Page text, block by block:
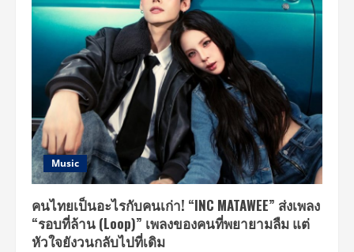
Music
คนไทยเป็นอะไรกับคนเก่า! “INC MATAWEE” ส่งเพลง
“รอบที่ล้าน (Loop)” เพลงของคนที่พยายามลืม แต่
หัวใจยังวนกลับไปที่เดิม